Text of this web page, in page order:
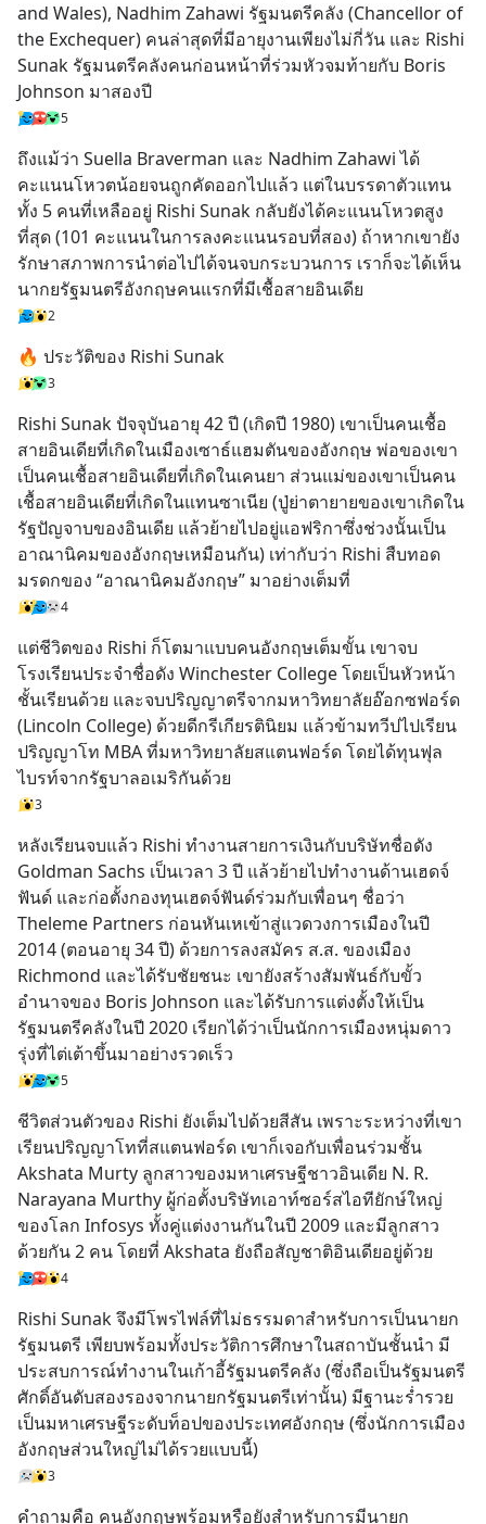
and Wales), Nadhim Zahawi รัฐมนตรีคลัง (Chancellor of
the Exchequer) คนล่าสุดที่มีอายุงานเพียงไม่กี่วัน และ Rishi
Sunak รัฐมนตรีคลังคนก่อนหน้าที่ร่วมหัวจมท้ายกับ Boris
Johnson มาสองปี
5
ถึงแม้ว่า Suella Braverman และ Nadhim Zahawi ได้
คะแนนโหวตน้อยจนถูกคัดออกไปแล้ว แต่ในบรรดาตัวแทน
ทั้ง 5 คนที่เหลืออยู่ Rishi Sunak กลับยังได้คะแนนโหวตสูง
ที่สุด (101 คะแนนในการลงคะแนนรอบที่สอง) ถ้าหากเขายัง
รักษาสภาพการนำต่อไปได้จนจบกระบวนการ เราก็จะได้เห็น
นากยรัฐมนตรีอังกฤษคนแรกที่มีเชื้อสายอินเดีย
2
🔥 ประวัติของ Rishi Sunak
3
Rishi Sunak ปัจจุบันอายุ 42 ปี (เกิดปี 1980) เขาเป็นคนเชื้อ
สายอินเดียที่เกิดในเมืองเซาธ์แฮมตันของอังกฤษ พ่อของเขา
เป็นคนเชื้อสายอินเดียที่เกิดในเคนยา ส่วนแม่ของเขาเป็นคน
เชื้อสายอินเดียที่เกิดในแทนซาเนีย (ปู่ย่าตายายของเขาเกิดใน
รัฐปัญจาบของอินเดีย แล้วย้ายไปอยู่แอฟริกาซึ่งช่วงนั้นเป็น
อาณานิคมของอังกฤษเหมือนกัน) เท่ากับว่า Rishi สืบทอด
มรดกของ “อาณานิคมอังกฤษ” มาอย่างเต็มที่
4
แต่ชีวิตของ Rishi ก็โตมาแบบคนอังกฤษเต็มขั้น เขาจบ
โรงเรียนประจำชื่อดัง Winchester College โดยเป็นหัวหน้า
ชั้นเรียนด้วย และจบปริญญาตรีจากมหาวิทยาลัยอ๊อกซฟอร์ด
(Lincoln College) ด้วยดีกรีเกียรตินิยม แล้วข้ามทวีปไปเรียน
ปริญญาโท MBA ที่มหาวิทยาลัยสแตนฟอร์ด โดยได้ทุนฟุล
ไบรท์จากรัฐบาลอเมริกันด้วย
3
หลังเรียนจบแล้ว Rishi ทำงานสายการเงินกับบริษัทชื่อดัง
Goldman Sachs เป็นเวลา 3 ปี แล้วย้ายไปทำงานด้านเฮดจ์
ฟันด์ และก่อตั้งกองทุนเฮดจ์ฟันด์ร่วมกับเพื่อนๆ ชื่อว่า
Theleme Partners ก่อนหันเหเข้าสู่แวดวงการเมืองในปี
2014 (ตอนอายุ 34 ปี) ด้วยการลงสมัคร ส.ส. ของเมือง
Richmond และได้รับชัยชนะ เขายังสร้างสัมพันธ์กับขั้ว
อำนาจของ Boris Johnson และได้รับการแต่งตั้งให้เป็น
รัฐมนตรีคลังในปี 2020 เรียกได้ว่าเป็นนักการเมืองหนุ่มดาว
รุ่งที่ไต่เต้าขึ้นมาอย่างรวดเร็ว
5
ชีวิตส่วนตัวของ Rishi ยังเต็มไปด้วยสีสัน เพราะระหว่างที่เขา
เรียนปริญญาโทที่สแตนฟอร์ด เขาก็เจอกับเพื่อนร่วมชั้น
Akshata Murty ลูกสาวของมหาเศรษฐีชาวอินเดีย N. R.
Narayana Murthy ผู้ก่อตั้งบริษัทเอาท์ซอร์สไอทียักษ์ใหญ่
ของโลก Infosys ทั้งคู่แต่งงานกันในปี 2009 และมีลูกสาว
ด้วยกัน 2 คน โดยที่ Akshata ยังถือสัญชาติอินเดียอยู่ด้วย
4
Rishi Sunak จึงมีโพรไฟล์ที่ไม่ธรรมดาสำหรับการเป็นนายก
รัฐมนตรี เพียบพร้อมทั้งประวัติการศึกษาในสถาบันชั้นนำ มี
ประสบการณ์ทำงานในเก้าอี้รัฐมนตรีคลัง (ซึ่งถือเป็นรัฐมนตรี
ศักดิ์อันดับสองรองจากนายกรัฐมนตรีเท่านั้น) มีฐานะร่ำรวย
เป็นมหาเศรษฐีระดับท็อปของประเทศอังกฤษ (ซึ่งนักการเมือง
อังกฤษส่วนใหญ่ไม่ได้รวยแบบนี้)
3
คำถามคือ คนอังกฤษพร้อมหรือยังสำหรับการมีนายก